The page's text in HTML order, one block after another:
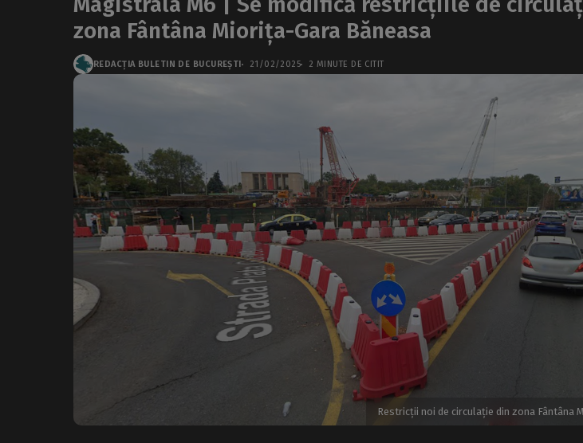
zona Fântâna Miorița-Gara Băneasa
REDACȚIA BULETIN DE BUCUREȘTI 21/02/2025 2 MINUTE DE CITIT
Restricții noi de circulație din zona Fântâna